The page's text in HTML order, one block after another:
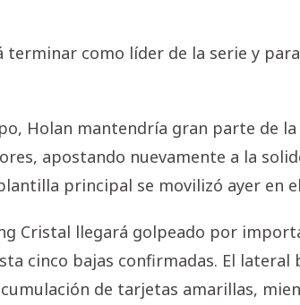
como líder de la serie y
Holan mantendría gran parte de la
apostando nuevamente a la
principal se movilizó ayer en
Cristal llegará golpeado por
cinco bajas confirmadas. El lateral
de tarjetas amarillas,